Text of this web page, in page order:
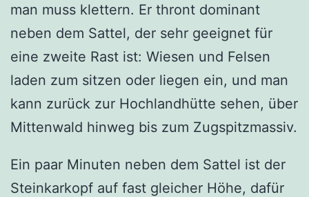
man muss klettern. Er thront dominant
neben dem Sattel, der sehr geeignet für
eine zweite Rast ist: Wiesen und Felsen
laden zum sitzen oder liegen ein, und man
kann zurück zur Hochlandhütte sehen, über
Mittenwald hinweg bis zum Zugspitzmassiv.
Ein paar Minuten neben dem Sattel ist der
Steinkarkopf auf fast gleicher Höhe, dafür